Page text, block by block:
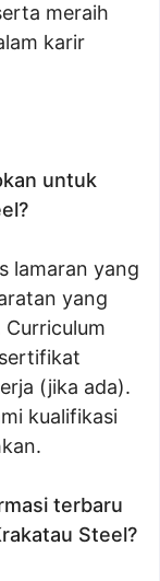
meraih
karir
untuk
lamaran yang
yang
(jika ada).
kualifikasi
terbaru
Steel?